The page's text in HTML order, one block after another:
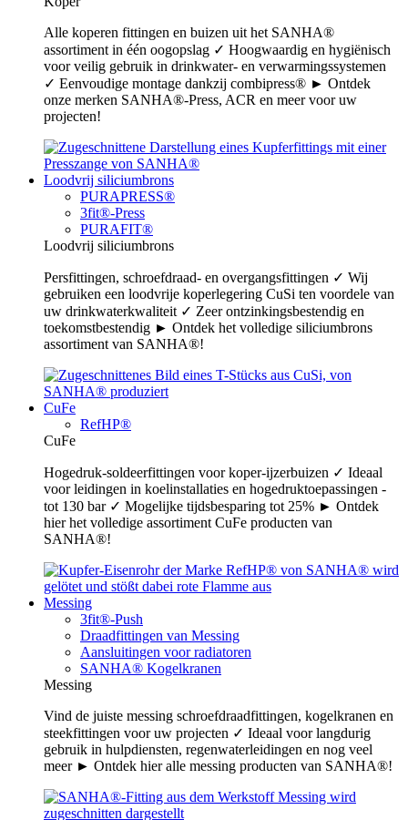
Alle koperen fittingen en buizen uit het SANHA®
assortiment in één oogopslag ✓ Hoogwaardig en hygiënisch
voor veilig gebruik in drinkwater- en verwarmingssystemen
✓ Eenvoudige montage dankzij combipress® ► Ontdek
onze merken SANHA®-Press, ACR en meer voor uw
projecten!
Loodvrij siliciumbrons
PURAPRESS®
3fit®-Press
PURAFIT®
Loodvrij siliciumbrons
Persfittingen, schroefdraad- en overgangsfittingen ✓ Wij
gebruiken een loodvrije koperlegering CuSi ten voordele van
uw drinkwaterkwaliteit ✓ Zeer ontzinkingsbestendig en
toekomstbestendig ► Ontdek het volledige siliciumbrons
assortiment van SANHA®!
CuFe
RefHP®
CuFe
Hogedruk-soldeerfittingen voor koper-ijzerbuizen ✓ Ideaal
voor leidingen in koelinstallaties en hogedruktoepassingen -
tot 130 bar ✓ Mogelijke tijdsbesparing tot 25% ► Ontdek
hier het volledige assortiment CuFe producten van
SANHA®!
Messing
3fit®-Push
Draadfittingen van Messing
Aansluitingen voor radiatoren
SANHA® Kogelkranen
Messing
Vind de juiste messing schroefdraadfittingen, kogelkranen en
steekfittingen voor uw projecten ✓ Ideaal voor langdurig
gebruik in hulpdiensten, regenwaterleidingen en nog veel
meer ► Ontdek hier alle messing producten van SANHA®!